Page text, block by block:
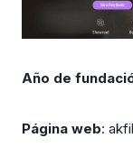
Año de
Página web: